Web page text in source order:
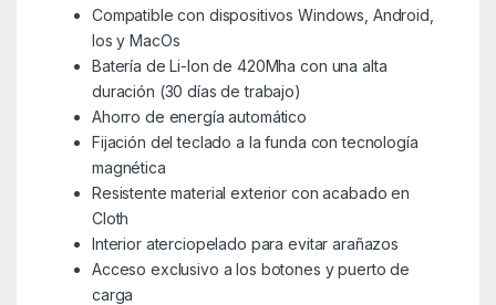
Compatible con dispositivos Windows, Android,
Ios y MacOs
Batería de Li-Ion de 420Mha con una alta
duración (30 días de trabajo)
Ahorro de energía automático
Fijación del teclado a la funda con tecnología
magnética
Resistente material exterior con acabado en
Cloth
Interior aterciopelado para evitar arañazos
Acceso exclusivo a los botones y puerto de
carga